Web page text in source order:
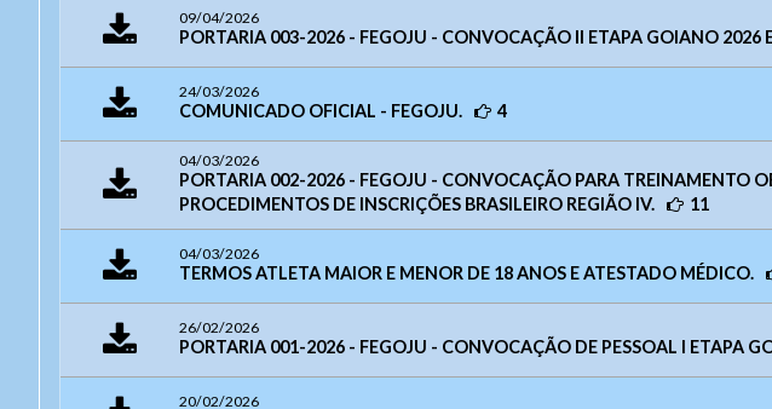
09/04/2026
PORTARIA 003-2026 - FEGOJU - CONVOCAÇÃO II ETAPA GOIANO 2026
24/03/2026
COMUNICADO OFICIAL - FEGOJU. 4
04/03/2026
PORTARIA 002-2026 - FEGOJU - CONVOCAÇÃO PARA TREINAMENTO
PROCEDIMENTOS DE INSCRIÇÕES BRASILEIRO REGIÃO IV.
11
04/03/2026
TERMOS ATLETA MAIOR E MENOR DE 18 ANOS E ATESTADO MÉDICO.
26/02/2026
PORTARIA 001-2026 - FEGOJU - CONVOCAÇÃO DE PESSOAL I ETAPA
20/02/2026
Tamanho da Fonte
- Letra A+ > Aumenta o tamanho da
- Letra A- > Diminui o tamanho da
Contatos
Endereço:Avenida Goiás, nº 1.149
Telefone: (62) 3943-3590
Ouvidoria Geral